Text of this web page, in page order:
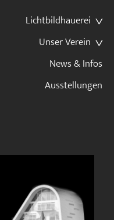
Lichtbildhauerei
Unser Verein
News & Infos
Ausstellungen